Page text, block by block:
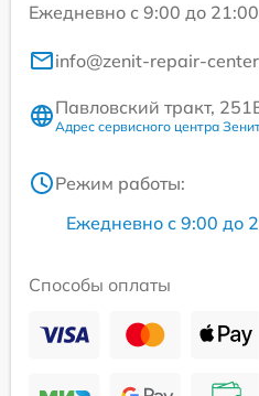
Ежедневно с 9:00 до 21:00
info@zenit-repair-
Павловский тракт,
Адрес сервисного центра
Режим работы:
Ежедневно с 9:00 до
Способы оплаты